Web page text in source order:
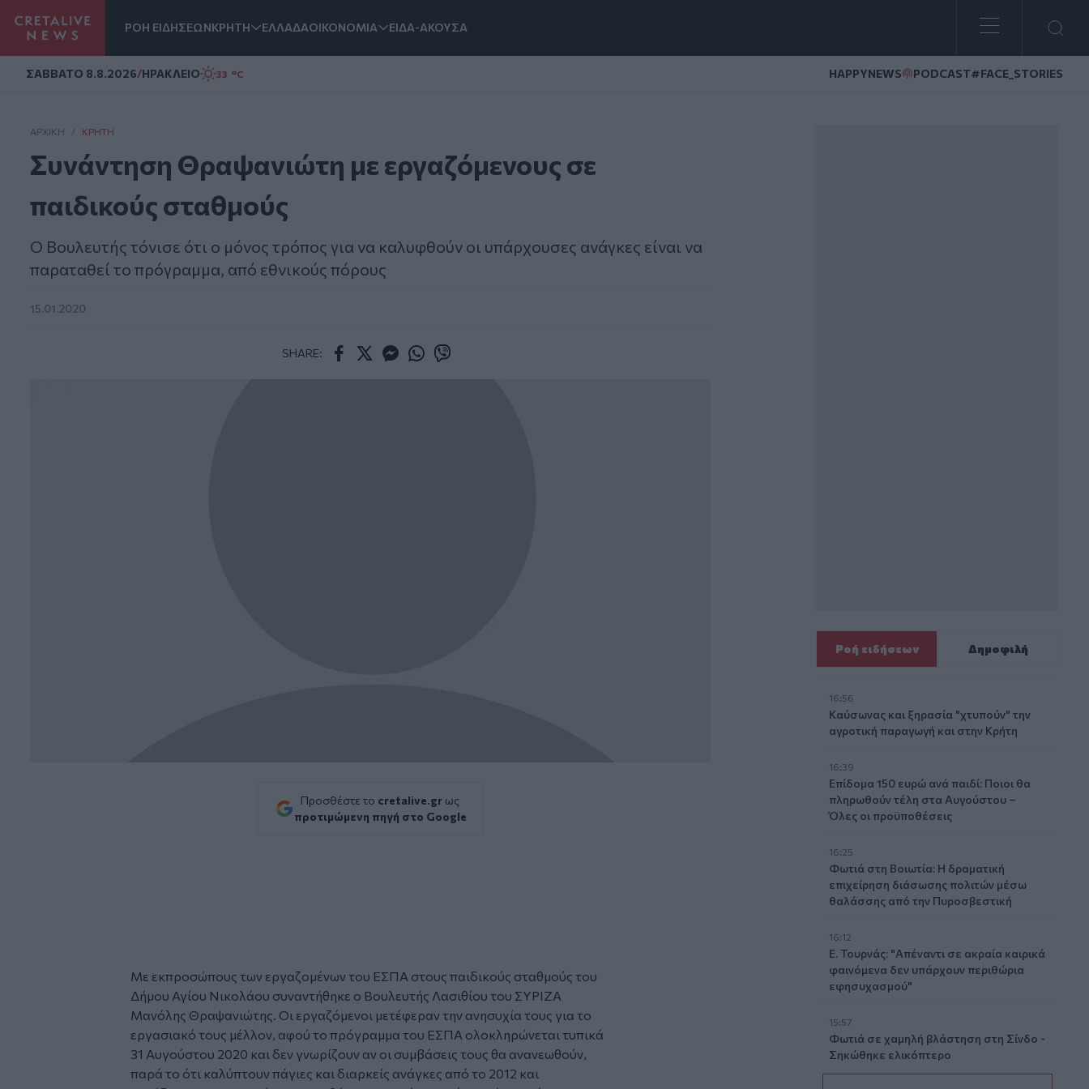
ΡΟΗ ΕΙΔΗΣΕΩΝΚΡΗΤΗ ΕΛΛΑΔΑΟΙΚΟΝΟΜΙΑ ΕΙΔΑ-ΑΚΟΥΣΑ
ΣAΒΒΑΤΟ 8.8.2026/ΗΡΑΚΛΕΙΟ 33 °C HAPPYNEWS PODCAST#FACE_STORIES
ΑΡΧΙΚΗ / ΚΡΉΤΗ
Συνάντηση Θραψανιώτη με εργαζόμενους σε
παιδικούς σταθμούς
Ο Βουλευτής τόνισε ότι ο μόνος τρόπος για να καλυφθούν οι υπάρχουσες ανάγκες είναι να
παραταθεί το πρόγραμμα, από εθνικούς πόρους
15.01.2020
SHARE:
Προσθέστε το cretalive.gr ως
προτιμώμενη πηγή στο Google
Με εκπροσώπους των εργαζομένων του ΕΣΠΑ στους παιδικούς σταθμούς του
Δήμου Αγίου Νικολάου συναντήθηκε ο Βουλευτής Λασιθίου του ΣΥΡΙΖΑ
Μανόλης Θραψανιώτης. Οι εργαζόμενοι μετέφεραν την ανησυχία τους για το
εργασιακό τους μέλλον, αφού το πρόγραμμα του ΕΣΠΑ ολοκληρώνεται τυπικά
31 Αυγούστου 2020 και δεν γνωρίζουν αν οι συμβάσεις τους θα ανανεωθούν,
παρά το ότι καλύπτουν πάγιες και διαρκείς ανάγκες από το 2012 και
Ροή ειδήσεων Δημοφιλή
16:56
Καύσωνας και ξηρασία "χτυπούν" την
αγροτική παραγωγή και στην Κρήτη
16:39
Επίδομα 150 ευρώ ανά παιδί: Ποιοι θα
πληρωθούν τέλη στα Αυγούστου –
Όλες οι προϋποθέσεις
16:25
Φωτιά στη Βοιωτία: Η δραματική
επιχείρηση διάσωσης πολιτών μέσω
θαλάσσης από την Πυροσβεστική
16:12
Ε. Τουρνάς: "Απέναντι σε ακραία καιρικά
φαινόμενα δεν υπάρχουν περιθώρια
εφησυχασμού"
15:57
Φωτιά σε χαμηλή βλάστηση στη Σίνδο -
Σηκώθηκε ελικόπτερο